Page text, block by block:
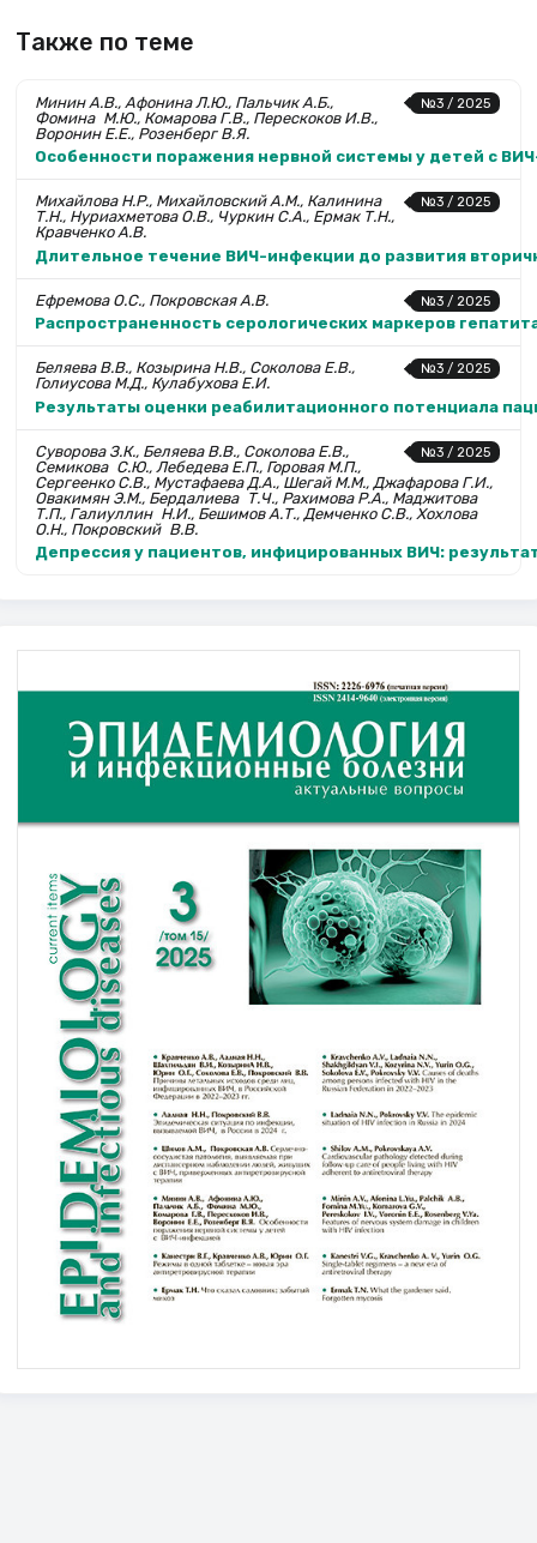
Также по теме
№3 / 2025
Минин А.В., Афонина Л.Ю., Пальчик А.Б.,
Фомина М.Ю., Комарова Г.В., Перескоков И.В.,
Воронин Е.Е., Розенберг В.Я.
Особенности поражения нервной системы у детей c
№3 / 2025
Михайлова Н.Р., Михайловский А.М., Калинина
Т.Н., Нуриахметова О.В., Чуркин С.А., Ермак Т.Н.,
Кравченко А.В.
Длительное течение ВИЧ-инфекции до развития
№3 / 2025
Ефремова О.С., Покровская А.В.
Распространенность серологических маркеров
№3 / 2025
Беляева В.В., Козырина Н.В., Соколова Е.В.,
Голиусова М.Д., Кулабухова Е.И.
Результаты оценки реабилитационного потенциала
№3 / 2025
Суворова З.К., Беляева В.В., Соколова Е.В.,
Семикова С.Ю., Лебедева Е.П., Горовая М.П.,
Сергеенко С.В., Мустафаева Д.А., Шегай М.М., Джафарова Г.И.,
Овакимян Э.М., Бердалиева Т.Ч., Рахимова Р.А., Маджитова
Т.П., Галиуллин Н.И., Бешимов А.Т., Демченко С.В., Хохлова
О.Н., Покровский В.В.
Депрессия у пациентов, инфи­цированных ВИЧ: